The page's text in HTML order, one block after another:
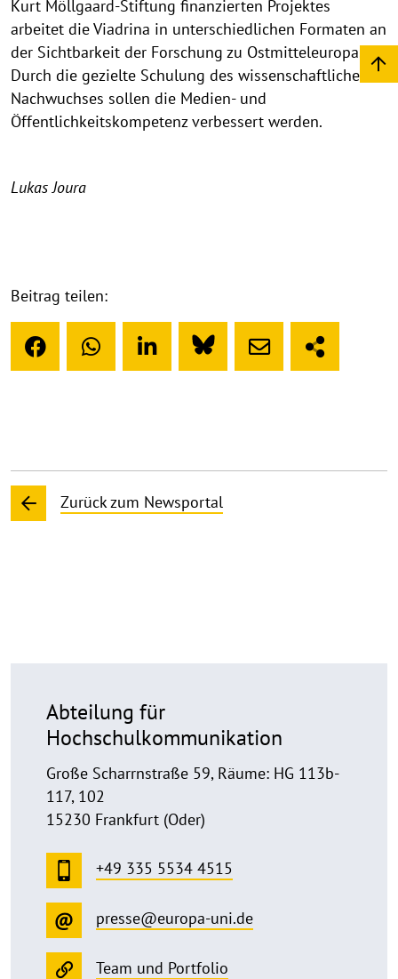
Kurt Möllgaard-Stiftung finanzierten Projektes
arbeitet die Viadrina in unterschiedlichen Formaten an
der Sichtbarkeit der Forschung zu Ostmitteleuropa.
Durch die gezielte Schulung des wissenschaftlichen
Nachwuchses sollen die Medien- und
Öffentlichkeitskompetenz verbessert werden.
Lukas Joura
Beitrag teilen:
Zurück zum Newsportal
Abteilung für
Hochschulkommunikation
Große Scharrnstraße 59, Räume: HG 113b-
117, 102
15230 Frankfurt (Oder)
+49 335 5534 4515
presse@europa-uni.de
Team und Portfolio